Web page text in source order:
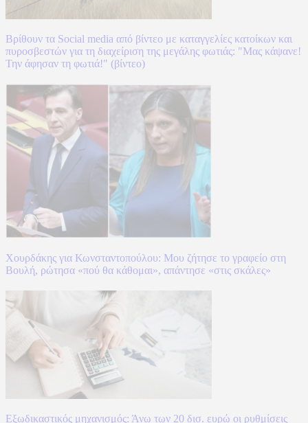
Βρίθουν τα Social media από βίντεο με καταγγελίες κατοίκων και
πυροσβεστών για τη διαχείριση της μεγάλης φωτιάς: "Μας κάψανε!
Την άφησαν τη φωτιά!" (βίντεο)
Χουρδάκης για Κωνσταντοπούλου: Μου ζήτησε το γραφείο στη
Βουλή, ρώτησα «πού θα κάθομαι», απάντησε «στις σκάλες»
Εξωδικαστικός μηχανισμός: Άνω των 20 δισ. ευρώ οι ρυθμίσεις